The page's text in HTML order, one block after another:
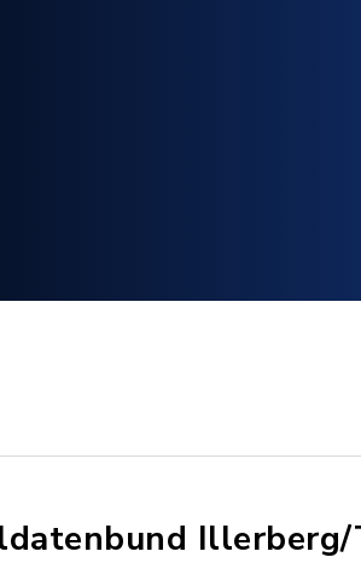
Illerberg/